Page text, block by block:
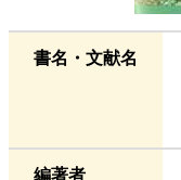
書名・文献名
編著者